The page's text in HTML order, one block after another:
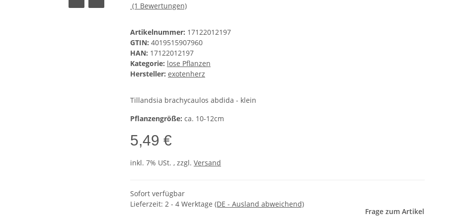
(1 Bewertungen)
Artikelnummer: 17122012197
GTIN: 4019515907960
HAN: 17122012197
Kategorie: lose Pflanzen
Hersteller: exotenherz
Tillandsia brachycaulos abdida - klein
Pflanzengröße: ca. 10-12cm
5,49 €
inkl. 7% USt. , zzgl. Versand
Sofort verfügbar
Lieferzeit: 2 - 4 Werktage (DE - Ausland abweichend)
Frage zum Artikel